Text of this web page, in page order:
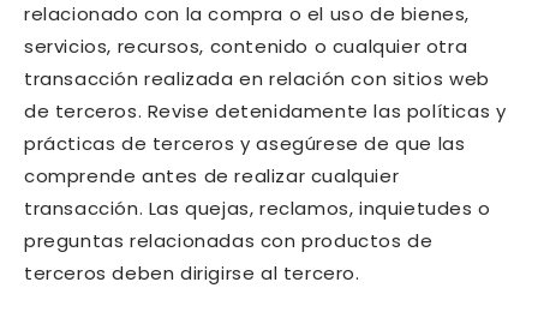
relacionado con la compra o el uso de bienes,
servicios, recursos, contenido o cualquier otra
transacción realizada en relación con sitios web
de terceros. Revise detenidamente las políticas y
prácticas de terceros y asegúrese de que las
comprende antes de realizar cualquier
transacción. Las quejas, reclamos, inquietudes o
preguntas relacionadas con productos de
terceros deben dirigirse al tercero.